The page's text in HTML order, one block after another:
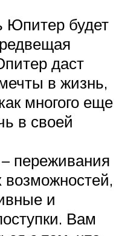
Юпитер будет
даст
в жизнь,
многого еще
в своей
переживания
и
Вам